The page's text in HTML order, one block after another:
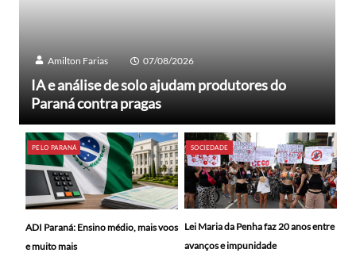
Amilton Farias 07/08/2026
IA e análise de solo ajudam produtores do
Paraná contra pragas
PELO PARANÁ
ADI Paraná: Ensino médio, mais voos
e muito mais
SOCIEDADE
Lei Maria da Penha faz 20 anos entre
avanços e impunidade